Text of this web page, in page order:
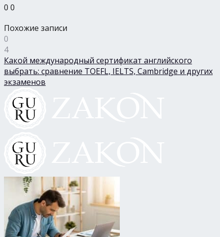
0 0
Похожие записи
0
4
Какой международный сертификат английского
выбрать: сравнение TOEFL, IELTS, Cambridge и других
экзаменов